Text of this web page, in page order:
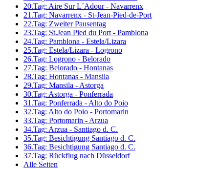
20.Tag: Aire Sur L´Adour - Navarrenx
21.Tag: Navarrenx - St-Jean-Pied-de-Port
22.Tag: Zweiter Pausentag
23.Tag: St.Jean Pied du Port - Pamblona
24.Tag: Pamblona - Estela/Lizara
25.Tag: Estela/Lizara - Logrono
26.Tag: Logrono - Belorado
27.Tag: Belorado - Hontanas
28.Tag: Hontanas - Mansila
29.Tag: Mansila - Astorga
30.Tag: Astorga - Ponferrada
31.Tag: Ponferrada - Alto do Poio
32.Tag: Alto do Poio - Portomarin
33.Tag: Portomarin - Arzua
34.Tag: Arzua - Santiago d. C.
35.Tag: Besichtigung Santiago d. C.
36.Tag: Besichtigung Santiago d. C.
37.Tag: Rückflug nach Düsseldorf
Alle Seiten